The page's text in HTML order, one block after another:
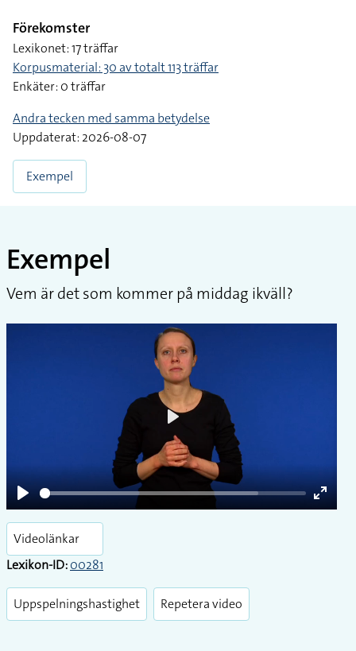
Förekomster
Lexikonet: 17 träffar
Korpusmaterial: 30 av totalt 113 träffar
Enkäter: 0 träffar
Andra tecken med samma betydelse
Uppdaterat: 2026-08-07
Exempel
Exempel
Vem är det som kommer på middag ikväll?
Play
Enter
Play
Videolänkar
Lexikon-ID:00281
Uppspelningshastighet Repetera video